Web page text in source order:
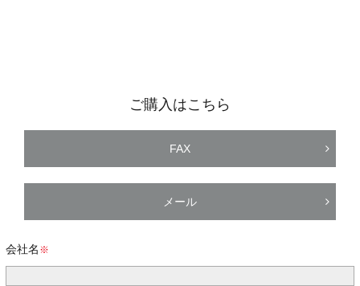
ご購入はこちら
FAX
メール
会社名